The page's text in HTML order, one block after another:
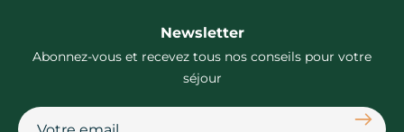
Newsletter
Abonnez-vous et recevez tous nos conseils pour votre
séjour